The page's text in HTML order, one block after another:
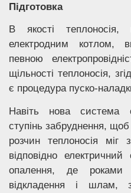
Підготовка
В якості
електродним котлом,
певною
щільності теплоносія,
є процедура пуско-
Навіть нова система
ступінь забруднення, щоб
розчин теплоносія міг
відповідно
опалення, де роками
відкладення і шлам,